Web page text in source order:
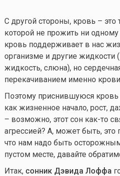
С другой стороны, кровь – это
которой не прожить ни
кровь поддерживает в нас
организме и другие жидкости
жидкость, слюна), но
перекачиванием именно
Поэтому приснившуюся
как жизненное начало, рост,
– возможно, этот сон как-то
агрессией? А, может быть,
что нам надо быть
пустом месте, давайте
Итак, сонник Дэвида Лоффа